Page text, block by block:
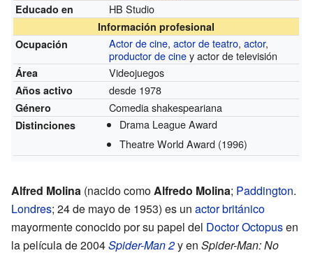
Educado en
HB Studio
Información profesional
Ocupación
Actor de cine,actor de teatro,actor,
productor de ciney actor de televisión
Área Videojuegos
Años activo desde 1978
Género Comedia shakespeariana
Distinciones
Drama League Award
Theatre World Award (1996)
Alfred Molina (nacido comoAlfredo Molina; Paddington.
Londres; 24 de mayo de 1953) es un actorbritánico
mayormente conocido por su papel del Doctor Octopusen
la película de 2004Spider-Man 2y en Spider-Man: No